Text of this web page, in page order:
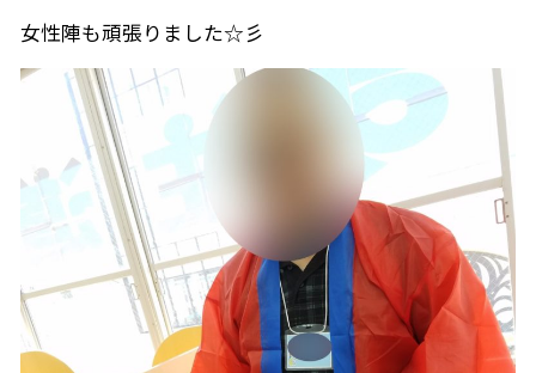
女性陣も頑張りました☆彡